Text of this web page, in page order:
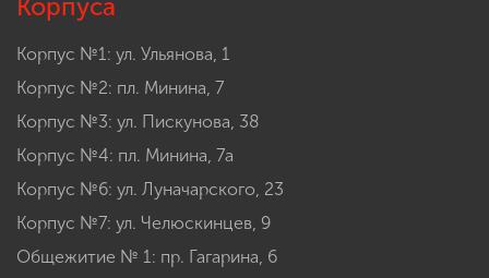
Корпуса
Корпус №1: ул. Ульянова, 1
Корпус №2: пл. Минина, 7
Корпус №3: ул. Пискунова, 38
Корпус №4: пл. Минина, 7а
Корпус №6: ул. Луначарского, 23
Корпус №7: ул. Челюскинцев, 9
Общежитие № 1: пр. Гагарина, 6